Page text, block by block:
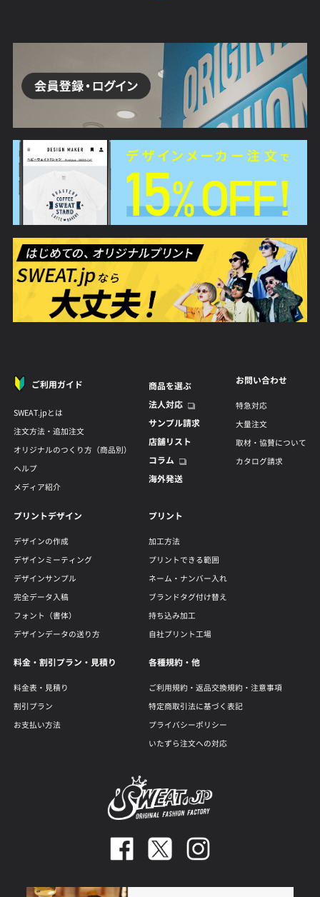
ご利用ガイド
SWEAT.jpとは
注文方法・追加注文
オリジナルのつくり方（商品別）
ヘルプ
メディア紹介
商品を選ぶ
法人対応
サンプル請求
店舗リスト
コラム
海外発送
お問い合わせ
特急対応
大量注文
取材・協賛について
カタログ請求
プリントデザイン
デザインの作成
デザインミーティング
デザインサンプル
完全データ入稿
フォント（書体）
デザインデータの送り方
プリント
加工方法
プリントできる範囲
ネーム・ナンバー入れ
ブランドタグ付け替え
持ち込み加工
自社プリント工場
料金・割引プラン・見積り
料金表・見積り
割引プラン
お支払い方法
各種規約・他
ご利用規約・返品交換規約・注意事項
特定商取引法に基づく表記
プライバシーポリシー
いたずら注文への対応